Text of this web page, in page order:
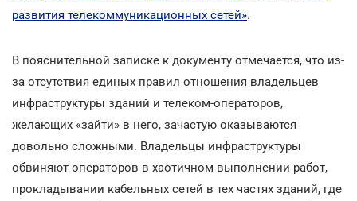
развития телекоммуникационных сетей».
В пояснительной записке к документу отмечается, что из-
за отсутствия единых правил отношения владельцев
инфраструктуры зданий и телеком-операторов,
желающих «зайти» в него, зачастую оказываются
довольно сложными. Владельцы инфраструктуры
обвиняют операторов в хаотичном выполнении работ,
прокладывании кабельных сетей в тех частях зданий, где